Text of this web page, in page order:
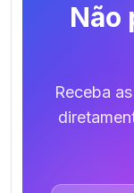
Não
Receba